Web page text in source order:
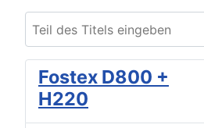
Fostex D800 +
H220